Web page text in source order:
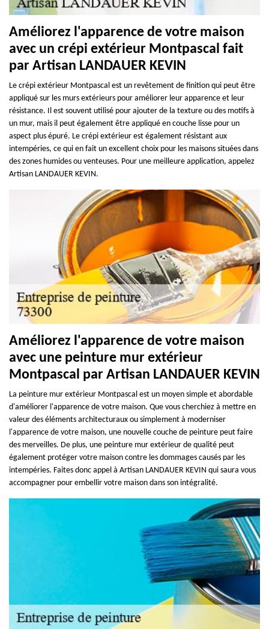
Améliorez l'apparence de votre maison
avec un crépi extérieur Montpascal fait
par Artisan LANDAUER KEVIN
Le crépi extérieur Montpascal est un revêtement de finition qui peut être
appliqué sur les murs extérieurs pour améliorer leur apparence et leur
résistance. Il est souvent utilisé pour ajouter de la texture ou des motifs à
un mur, mais il peut également être appliqué en couche lisse pour un
aspect plus épuré. Le crépi extérieur est également résistant aux
intempéries, ce qui en fait un excellent choix pour les maisons situées dans
des zones humides ou venteuses. Pour une meilleure application, appelez
Artisan LANDAUER KEVIN.
Améliorez l'apparence de votre maison
avec une peinture mur extérieur
Montpascal par Artisan LANDAUER KEVIN
La peinture mur extérieur Montpascal est un moyen simple et abordable
d'améliorer l'apparence de votre maison. Que vous cherchiez à mettre en
valeur des éléments architecturaux ou simplement à moderniser
l'apparence de votre maison, une nouvelle couche de peinture peut faire
des merveilles. De plus, une peinture mur extérieur de qualité peut
également protéger votre maison contre les dommages causés par les
intempéries. Faites donc appel à Artisan LANDAUER KEVIN qui saura vous
accompagner pour embellir votre maison dans son intégralité.